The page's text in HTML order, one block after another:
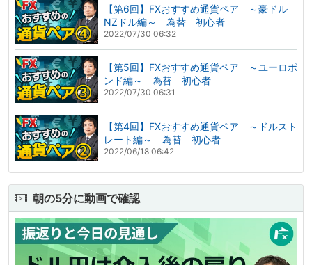
【第6回】FXおすすめ通貨ペア ～豪ドル
NZドル編～ 為替 初心者
2022/07/30 06:32
【第5回】FXおすすめ通貨ペア ～ユーロポ
ンド編～ 為替 初心者
2022/07/30 06:31
【第4回】FXおすすめ通貨ペア ～ドルスト
レート編～ 為替 初心者
2022/06/18 06:42
朝の5分に動画で確認